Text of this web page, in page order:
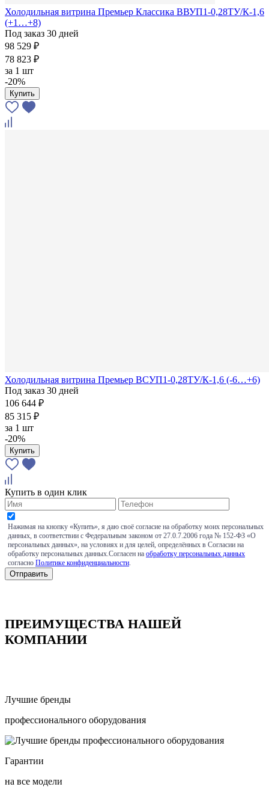
Холодильная витрина Премьер Классика ВВУП1-0,28ТУ/К-1,6
(+1…+8)
Под заказ 30 дней
98 529 ₽
78 823 ₽
за 1 шт
-20%
Купить
Холодильная витрина Премьер ВСУП1-0,28ТУ/К-1,6 (-6…+6)
Под заказ 30 дней
106 644 ₽
85 315 ₽
за 1 шт
-20%
Купить
Купить в один клик
Нажимая на кнопку «Купить», я даю своё согласие на обработку моих персональных
данных, в соответствии с Федеральным законом от 27.0.7.2006 года № 152-ФЗ «О
персональных данных», на условиях и для целей, определённых в Согласии на
обработку персональных данных.Согласен на обработку персональных данных
согласно Политике конфиденциальности
ПРЕИМУЩЕСТВА НАШЕЙ
КОМПАНИИ
Лучшие бренды
профессионального оборудования
Гарантии
на все модели